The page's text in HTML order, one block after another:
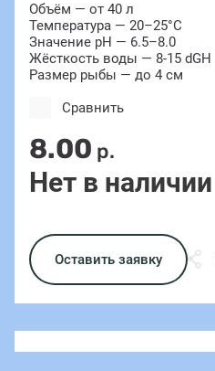
Объём — от 40 л
Температура — 20–25°C
Значение pH — 6.5–8.0
Жёсткость воды — 8-15 dGH
Размер рыбы — до 4 см
8.00 р.
Нет в наличии
Сравнить
Оставить заявку